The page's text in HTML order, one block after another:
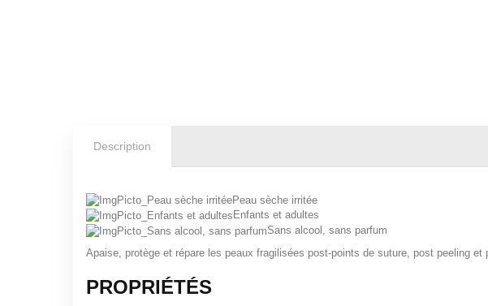
Description
Peau sèche irritée
Enfants et adultes
Sans alcool, sans parfum
Apaise, protège et répare les peaux fragilisées post-points de suture, post peeling et
PROPRIÉTÉS